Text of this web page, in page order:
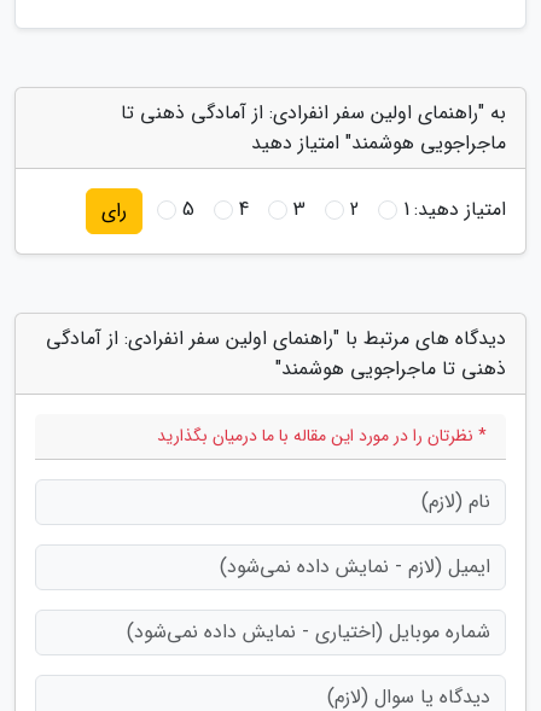
به "راهنمای اولین سفر انفرادی: از آمادگی ذهنی تا
ماجراجویی هوشمند" امتیاز دهید
امتیاز دهید:1
2
3
4
5 رای
دیدگاه های مرتبط با "راهنمای اولین سفر انفرادی: از آمادگی
ذهنی تا ماجراجویی هوشمند"
* نظرتان را در مورد این مقاله با ما درمیان بگذارید